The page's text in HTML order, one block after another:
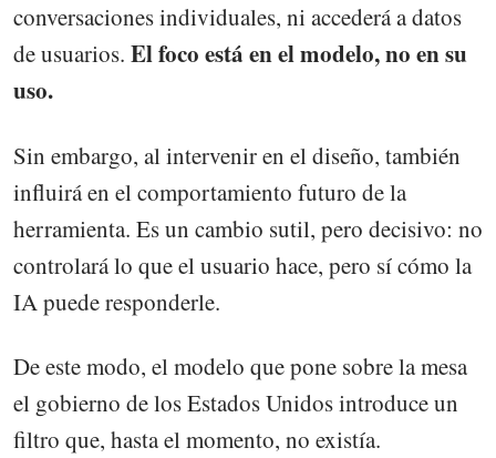
conversaciones individuales, ni accederá a datos
de usuarios. El foco está en el modelo, no en su
uso.
Sin embargo, al intervenir en el diseño, también
influirá en el comportamiento futuro de la
herramienta. Es un cambio sutil, pero decisivo: no
controlará lo que el usuario hace, pero sí cómo la
IA puede responderle.
De este modo, el modelo que pone sobre la mesa
el gobierno de los Estados Unidos introduce un
filtro que, hasta el momento, no existía.